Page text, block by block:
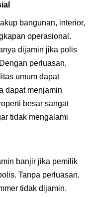
bangunan, interior,
operasional.
dijamin jika polis
perluasan,
umum dapat
dapat menjamin
besar sangat
tidak mengalami
banjir jika pemilik
Tanpa perluasan,
tidak dijamin.